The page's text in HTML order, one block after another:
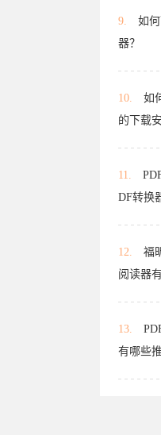
9.
如
器？
10.
如
的下载
11.
DF转换
12.
福
阅读器
13.
有哪些推